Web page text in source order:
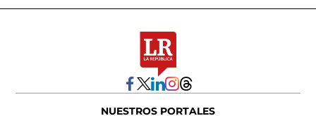
NUESTROS PORTALES